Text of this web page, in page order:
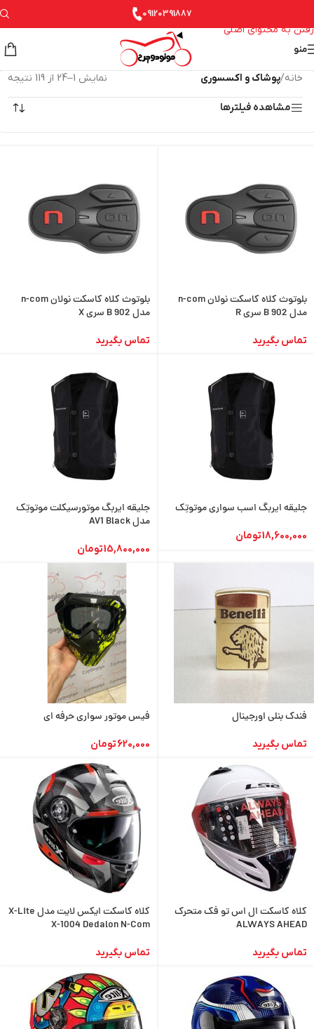
رفتن به محتوای اصلی
09120391887
منو
خانه/پوشاک و اکسسوری نمایش 1–24 از 119 نتیجه
مشاهده فیلترها
بلوتوث کلاه کاسکت نولان n-com
مدل B 902 سری R
تماس بگیرید
بلوتوث کلاه کاسکت نولان n-com
مدل B 902 سری X
تماس بگیرید
جلیقه ایربگ اسب سواری موتوتِک
18,600,000تومان
جلیقه ایربگ موتورسیکلت موتوتِک
مدل AV1 Black
15,800,000تومان
فندک بنلی اورجینال
تماس بگیرید
فیس موتور سواری حرفه ای
620,000تومان
کلاه کاسکت ال اس تو فک متحرک
ALWAYS AHEAD
تماس بگیرید
کلاه کاسکت ایکس لایت مدل X-Lite
X-1004 Dedalon N-Com
تماس بگیرید